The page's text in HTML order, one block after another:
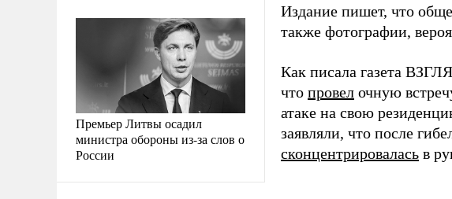
Премьер Литвы осадил
министра обороны из-за слов о
России
Издание пишет, что
также фотографии,
Как писала газета
что провел очную
атаке на свою
заявляли, что после
сконцентрировалась в